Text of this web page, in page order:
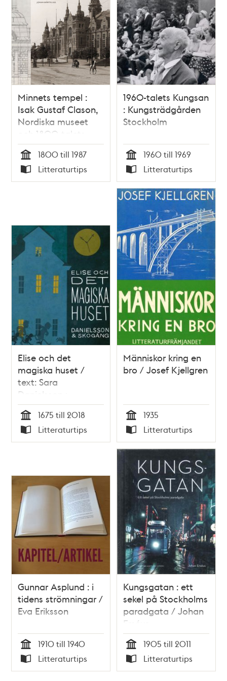
Minnets tempel :
Isak Gustaf Clason,
Nordiska museet
och 1800-talets
arkitekturvärld /
Johan Mårtelius
Tid
1800 till 1987
Typ
Litteraturtips
1960-talets Kungsan
: Kungsträdgården
Stockholm
Tid
1960 till 1969
Typ
Litteraturtips
Elise och det
magiska huset /
text: Sara
Danielsson ;
illustrationer: Ola
Skogäng
Tid
1675 till 2018
Typ
Litteraturtips
Människor kring en
bro / Josef Kjellgren
Tid
1935
Typ
Litteraturtips
Gunnar Asplund : i
tidens strömningar /
Eva Eriksson
Tid
1910 till 1940
Typ
Litteraturtips
Kungsgatan : ett
sekel på Stockholms
paradgata / Johan
Erséus
Tid
1905 till 2011
Typ
Litteraturtips